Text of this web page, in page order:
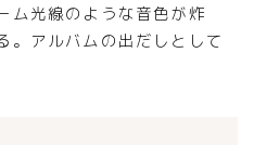
ム光線のような音色が炸
。アルバムの出だしとして